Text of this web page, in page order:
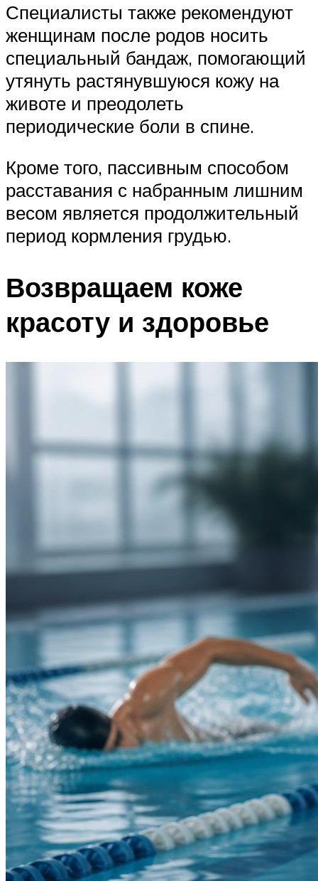
Специалисты также рекомендуют
женщинам после родов носить
специальный бандаж, помогающий
утянуть растянувшуюся кожу на
животе и преодолеть
периодические боли в спине.
Кроме того, пассивным способом
расставания с набранным лишним
весом является продолжительный
период кормления грудью.
Возвращаем коже
красоту и здоровье